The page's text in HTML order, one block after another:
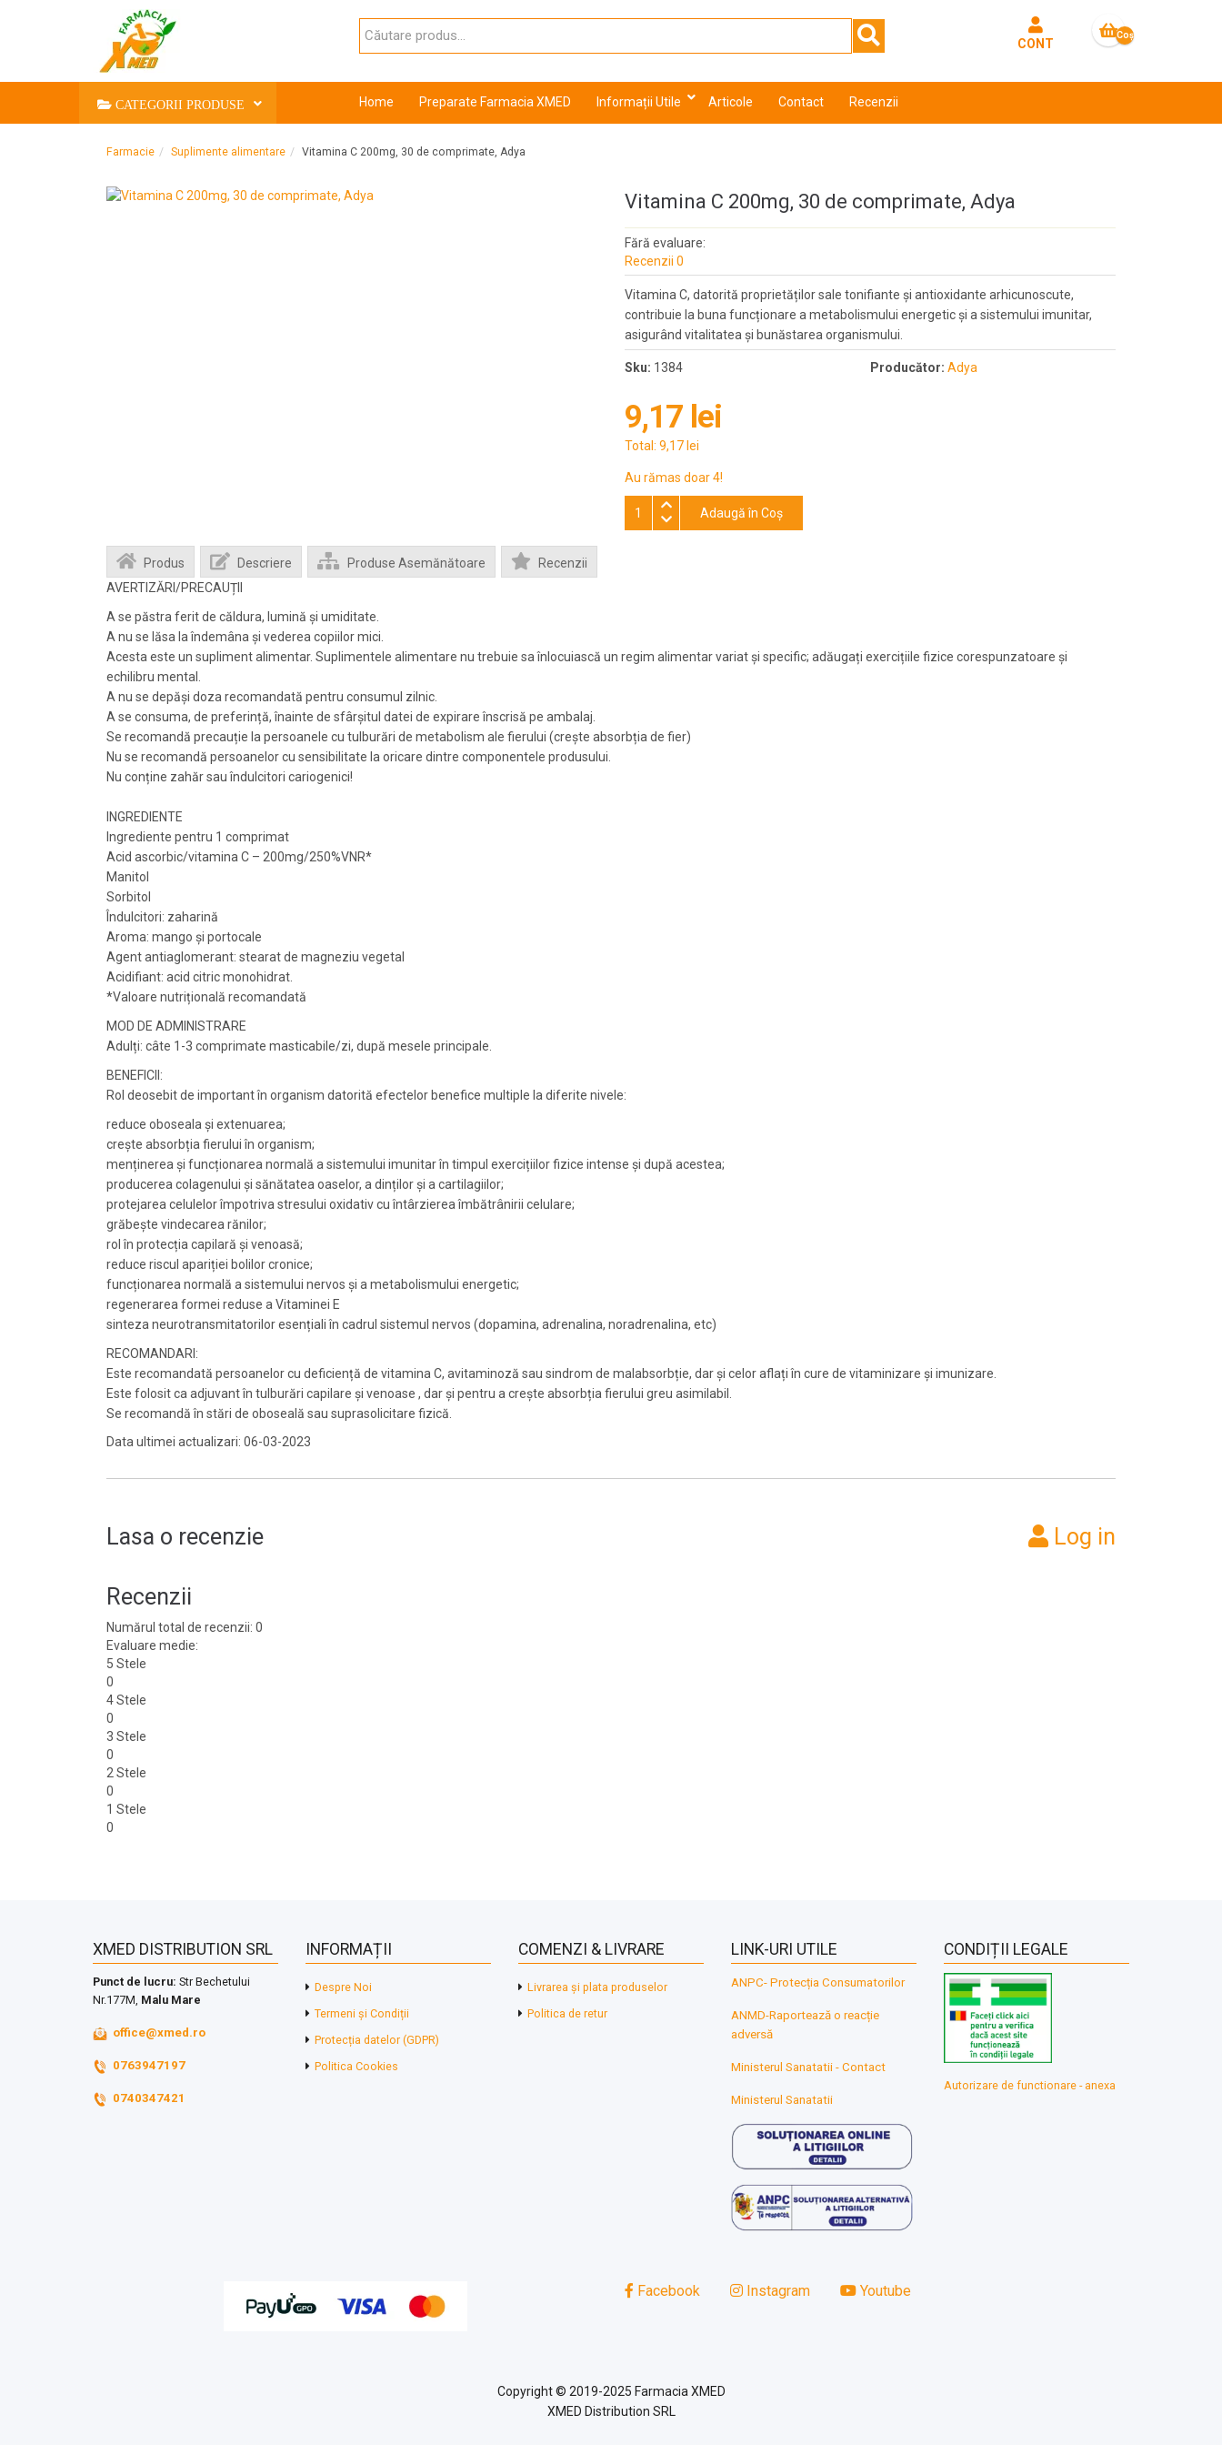
CONT
Coş
CATEGORII PRODUSE Home Preparate Farmacia XMED Informații Utile Articole Contact Recenzii
Farmacie Suplimente alimentare Vitamina C 200mg, 30 de comprimate, Adya
Vitamina C 200mg, 30 de comprimate, Adya
Fără evaluare:
Recenzii 0
Vitamina C, datorită proprietăților sale tonifiante și antioxidante arhicunoscute,
contribuie la buna funcționare a metabolismului energetic și a sistemului imunitar,
asigurând vitalitatea și bunăstarea organismului.
Sku: 1384 Producător: Adya
9,17 lei
Total: 9,17 lei
Au rămas doar 4!
Adaugă în Coş
Produs Descriere Produse Asemănătoare
Recenzii
AVERTIZĂRI/PRECAUȚII
A se păstra ferit de căldura, lumină și umiditate.
A nu se lăsa la îndemâna și vederea copiilor mici.
Acesta este un supliment alimentar. Suplimentele alimentare nu trebuie sa înlocuiască un regim alimentar variat și specific; adăugați exercițiile fizice corespunzatoare și
echilibru mental.
A nu se depăși doza recomandată pentru consumul zilnic.
A se consuma, de preferință, înainte de sfârșitul datei de expirare înscrisă pe ambalaj.
Se recomandă precauție la persoanele cu tulburări de metabolism ale fierului (crește absorbția de fier)
Nu se recomandă persoanelor cu sensibilitate la oricare dintre componentele produsului.
Nu conține zahăr sau îndulcitori cariogenici!
INGREDIENTE
Ingrediente pentru 1 comprimat
Acid ascorbic/vitamina C – 200mg/250%VNR*
Manitol
Sorbitol
Îndulcitori: zaharină
Aroma: mango și portocale
Agent antiaglomerant: stearat de magneziu vegetal
Acidifiant: acid citric monohidrat.
*Valoare nutrițională recomandată
MOD DE ADMINISTRARE
Adulți: câte 1-3 comprimate masticabile/zi, după mesele principale.
BENEFICII:
Rol deosebit de important în organism datorită efectelor benefice multiple la diferite nivele:
reduce oboseala și extenuarea;
crește absorbția fierului în organism;
menținerea și funcționarea normală a sistemului imunitar în timpul exercițiilor fizice intense și după acestea;
producerea colagenului și sănătatea oaselor, a dinților și a cartilagiilor;
protejarea celulelor împotriva stresului oxidativ cu întârzierea îmbătrânirii celulare;
grăbește vindecarea rănilor;
rol în protecția capilară și venoasă;
reduce riscul apariției bolilor cronice;
funcționarea normală a sistemului nervos și a metabolismului energetic;
regenerarea formei reduse a Vitaminei E
sinteza neurotransmitatorilor esențiali în cadrul sistemul nervos (dopamina, adrenalina, noradrenalina, etc)
RECOMANDARI:
Este recomandată persoanelor cu deficiență de vitamina C, avitaminoză sau sindrom de malabsorbție, dar și celor aflați în cure de vitaminizare și imunizare.
Este folosit ca adjuvant în tulburări capilare și venoase , dar și pentru a crește absorbția fierului greu asimilabil.
Se recomandă în stări de oboseală sau suprasolicitare fizică.
Data ultimei actualizari: 06-03-2023
Lasa o recenzie Log in
Recenzii
Numărul total de recenzii: 0
Evaluare medie:
5 Stele
0
4 Stele
0
3 Stele
0
2 Stele
0
1 Stele
0
XMED DISTRIBUTION SRL
Punct de lucru: Str Bechetului
Nr.177M, Malu Mare
office@xmed.ro
0763947197
0740347421
INFORMAȚII
Despre Noi
Termeni și Condiții
Protecția datelor (GDPR)
Politica Cookies
COMENZI & LIVRARE
Livrarea și plata produselor
Politica de retur
LINK-URI UTILE
ANPC- Protecția Consumatorilor
ANMD-Raportează o reacție
adversă
Ministerul Sanatatii - Contact
Ministerul Sanatatii
CONDIȚII LEGALE
Autorizare de functionare - anexa
Facebook Instagram Youtube
Copyright © 2019-2025 Farmacia XMED
XMED Distribution SRL